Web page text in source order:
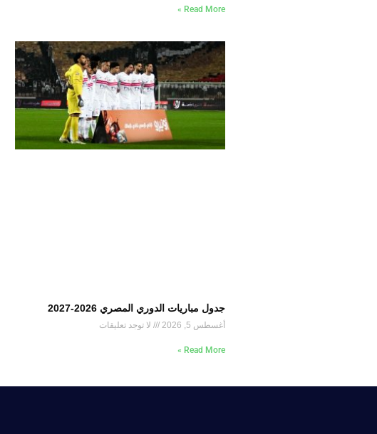
Read More »
جدول مباريات الدوري المصري 2026-2027
أغسطس 5, 2026 لا توجد تعليقات
Read More »